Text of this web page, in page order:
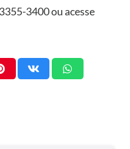
3400 ou acesse